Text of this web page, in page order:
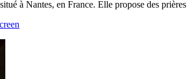
à Nantes, en France. Elle propose des